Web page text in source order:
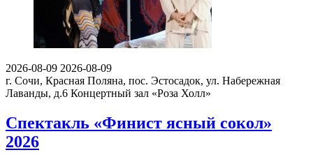
2026-08-09 2026-08-09
г. Сочи, Красная Поляна, пос. Эстосадок, ул. Набережная
Лаванды, д.6 Концертный зал «Роза Холл»
Спектакль «Финист ясный сокол»
2026